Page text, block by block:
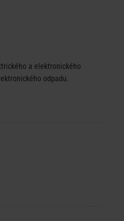
a elektronického
odpadu.